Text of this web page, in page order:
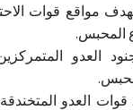
مواقع قوات
المحبس.
العدو
العدو المتخندقة